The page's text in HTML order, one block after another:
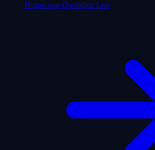
Horoscope Quotidien Leo